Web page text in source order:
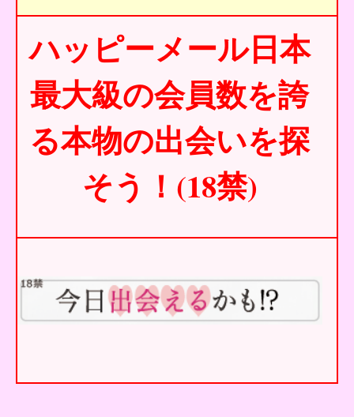
ハッピーメール日本
最大級の会員数を誇
る本物の出会いを探
そう！(18禁)